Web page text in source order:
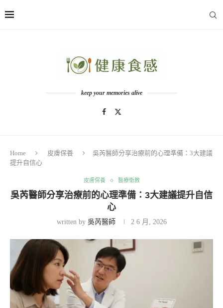
keep your memories alive
Home 皮膚保養
吳芮醫師分享治療前的心理準備：3大建議
提升自信心
皮膚保養 醫療衛教
吳芮醫師分享治療前的心理準備：3大建議提升自信
心
written by 吳芮醫師 2 6 月, 2026